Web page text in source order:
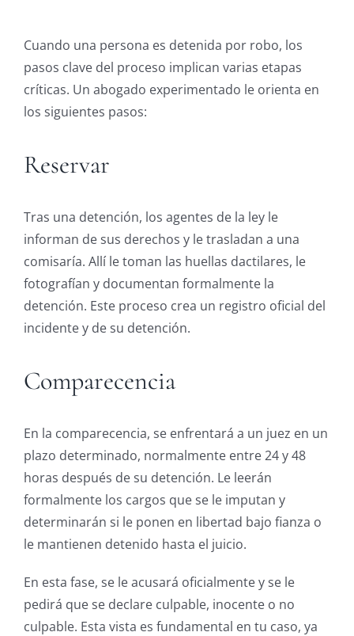
Cuando una persona es detenida por robo, los
pasos clave del proceso implican varias etapas
críticas. Un abogado experimentado le orienta en
los siguientes pasos:
Reservar
Tras una detención, los agentes de la ley le
informan de sus derechos y le trasladan a una
comisaría. Allí le toman las huellas dactilares, le
fotografían y documentan formalmente la
detención. Este proceso crea un registro oficial del
incidente y de su detención.
Comparecencia
En la comparecencia, se enfrentará a un juez en un
plazo determinado, normalmente entre 24 y 48
horas después de su detención. Le leerán
formalmente los cargos que se le imputan y
determinarán si le ponen en libertad bajo fianza o
le mantienen detenido hasta el juicio.
En esta fase, se le acusará oficialmente y se le
pedirá que se declare culpable, inocente o no
culpable. Esta vista es fundamental en tu caso, ya